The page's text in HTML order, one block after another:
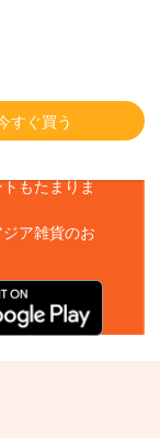
すぐ買う
もたまりま
ア雑貨のお